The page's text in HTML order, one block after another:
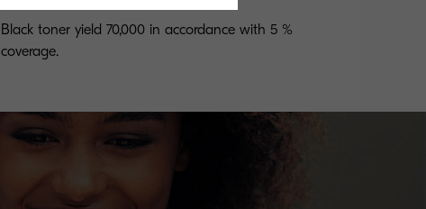
Black toner yield 70,000 in accordance with 5 %
coverage.